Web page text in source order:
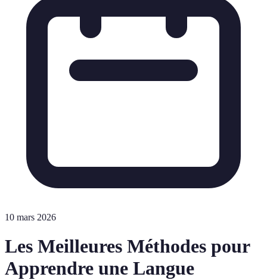
10 mars 2026
Les Meilleures Méthodes pour
Apprendre une Langue